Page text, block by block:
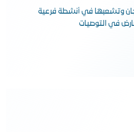
وتشعبها في أنشطة فرعية
في التوصيات